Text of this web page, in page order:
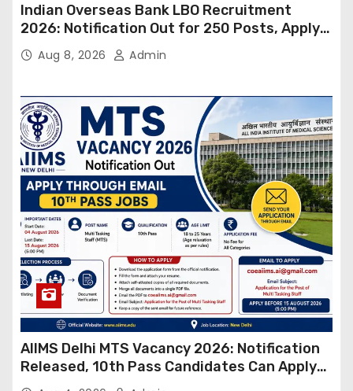
Indian Overseas Bank LBO Recruitment
2026: Notification Out for 250 Posts, Apply
OnlineAug 8, 2026 Admin
AIIMS Delhi MTS Vacancy 2026: Notification
Released, 10th Pass Candidates Can Apply
Through Email